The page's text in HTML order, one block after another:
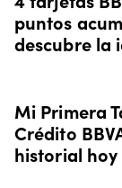
puntos
descubre la
Mi Primera
Crédito
historial hoy